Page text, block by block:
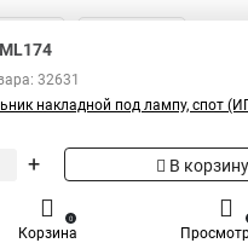
32631
накладной под лампу, спот
+ В корзину
Корзина
0